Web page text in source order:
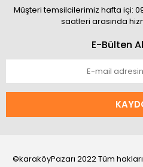
Müşteri temsilcilerimiz hafta içi:
saatleri arasında
E-Bülten
©karaköyPazarı 2022 Tüm